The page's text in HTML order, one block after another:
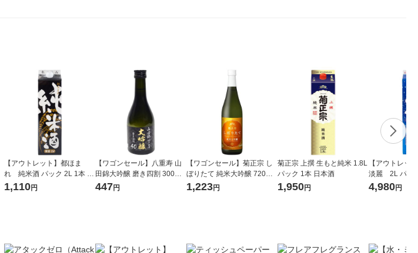
【アウトレット】都ほま
れ 純米酒 パック 2L 1本 東
亜酒造 日本酒
1,110円
【ワゴンセール】八重寿 山
田錦大吟醸 磨き四割 300ml
447円
【ワゴンセール】菊正宗 し
ぼりたて 純米大吟醸 720ml
1本 日本酒 しぼりたて生貯
1,223円
菊正宗 上撰 生もと純米 1.8L
パック 1本 日本酒
1,950円
【アウトレット
淡麗 2L パッ
本×6） 東
4,980円